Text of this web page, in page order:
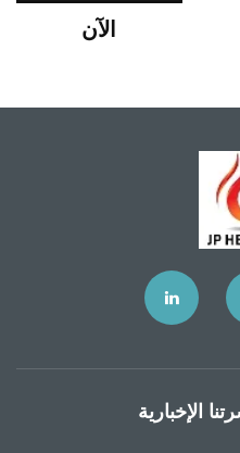
الآن
الإخبارية